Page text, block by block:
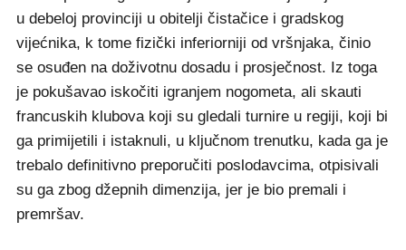
u debeloj provinciji u obitelji čistačice i gradskog
vijećnika, k tome fizički inferiorniji od vršnjaka, činio
se osuđen na doživotnu dosadu i prosječnost. Iz toga
je pokušavao iskočiti igranjem nogometa, ali skauti
francuskih klubova koji su gledali turnire u regiji, koji bi
ga primijetili i istaknuli, u ključnom trenutku, kada ga je
trebalo definitivno preporučiti poslodavcima, otpisivali
su ga zbog džepnih dimenzija, jer je bio premali i
premršav.